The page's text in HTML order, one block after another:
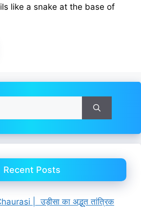
like a snake at the base of
Recent Posts
| उड़ीसा का अद्भुत तांत्रिक